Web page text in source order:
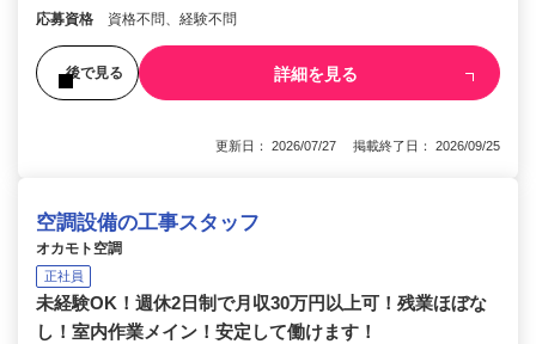
応募資格 資格不問、経験不問
後で見る 詳細を見る
更新日： 2026/07/27 掲載終了日： 2026/09/25
空調設備の工事スタッフ
オカモト空調
正社員
未経験OK！週休2日制で月収30万円以上可！残業ほぼな
し！室内作業メイン！安定して働けます！